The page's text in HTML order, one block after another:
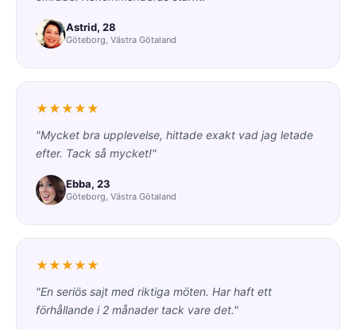
Astrid, 28
Göteborg, Västra Götaland
★★★★★
"Mycket bra upplevelse, hittade exakt vad jag letade
efter. Tack så mycket!"
Ebba, 23
Göteborg, Västra Götaland
★★★★★
"En seriös sajt med riktiga möten. Har haft ett
förhållande i 2 månader tack vare det."